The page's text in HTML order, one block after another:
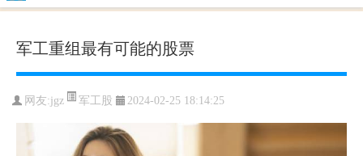
军工重组最有可能的股票
网友:jgz 军工股 2024-02-25 18:14:25